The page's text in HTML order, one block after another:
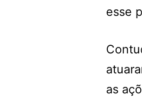
esse
as